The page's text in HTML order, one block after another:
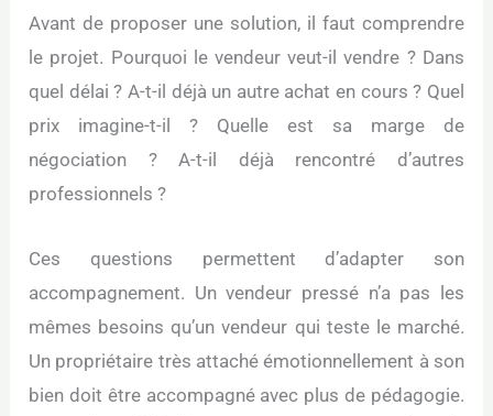
Avant de proposer une solution, il faut comprendre
le projet. Pourquoi le vendeur veut-il vendre ? Dans
quel délai ? A-t-il déjà un autre achat en cours ? Quel
prix imagine-t-il ? Quelle est sa marge de
négociation ? A-t-il déjà rencontré d’autres
professionnels ?
Ces questions permettent d’adapter son
accompagnement. Un vendeur pressé n’a pas les
mêmes besoins qu’un vendeur qui teste le marché.
Un propriétaire très attaché émotionnellement à son
bien doit être accompagné avec plus de pédagogie.